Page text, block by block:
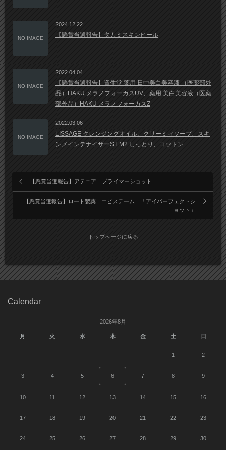
NO IMAGE
2024.12.22
【懸賞当選報告】タカミスキンピール
NO IMAGE
2022.04.04
【懸賞当選報告】資生堂 薬用 日中美白美容液 （医薬部外
品）​HAKU メラノフォーカスUV、薬用 美白美容液（医薬
部外品）HAKU メラノフォーカスZ
NO IMAGE
2022.03.06
LISSAGE クレンジングオイル、クリーミィソープ、スキ
ンメインテナイザーST M2 しっとり、コットン
【懸賞当選報告】アテニア プライマーショット
【懸賞当選報告】ロート製薬 エピステーム 「アイパーフェクトシ
ョット」
トップページに戻る
Calendar
2026年8月
月 火 水 木 金 土 日
1 2
3 4 5 6 7 8 9
10 11 12 13 14 15 16
17 18 19 20 21 22 23
24 25 26 27 28 29 30